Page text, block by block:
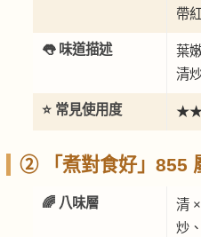
帶
👅 味道描述
葉
清
⭐ 常見使用度
② 「煮對食好」855
🌈 八味層
清
炒